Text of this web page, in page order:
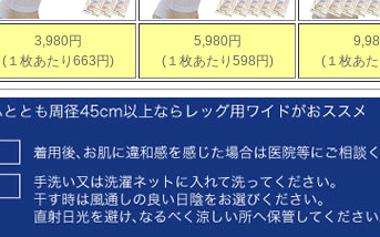
3,980円
(１枚あたり663円)
5,980円
(１枚あたり598円)
(１枚あ